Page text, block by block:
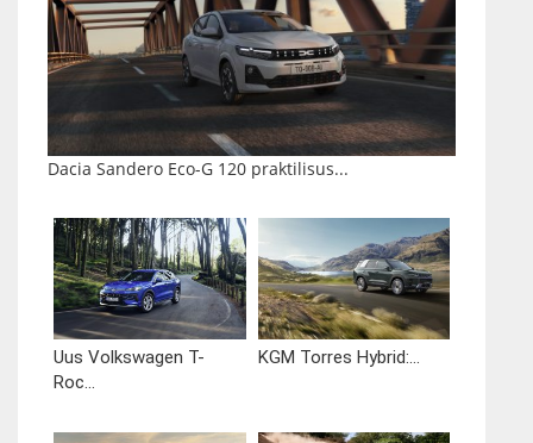
Dacia Sandero Eco-G 120 praktilisus...
Uus Volkswagen T-
Roc...
KGM Torres Hybrid:...